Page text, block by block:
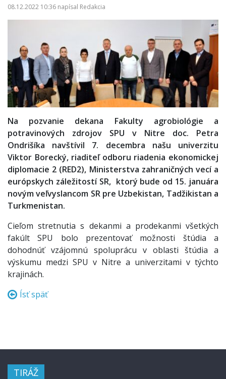
08.12.2022 10:36 napísal Redakcia
Na pozvanie dekana Fakulty agrobiológie a
potravinových zdrojov SPU v Nitre doc. Petra
Ondrišíka navštívil 7. decembra našu univerzitu
Viktor Borecký, riaditeľ odboru riadenia ekonomickej
diplomacie 2 (RED2), Ministerstva zahraničných vecí a
európskych záležitostí SR, ktorý bude od 15. januára
novým veľvyslancom SR pre Uzbekistan, Tadžikistan a
Turkmenistan.
Cieľom stretnutia s dekanmi a prodekanmi všetkých
fakúlt SPU bolo prezentovať možnosti štúdia a
dohodnúť vzájomnú spoluprácu v oblasti štúdia a
výskumu medzi SPU v Nitre a univerzitami v týchto
krajinách.
Ísť späť
TIRÁŽ